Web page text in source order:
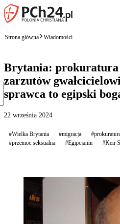
Strona główna Wiadomości
Brytania: prokuratura
zarzutów
sprawca to egipski
22 września 2024
#Wielka Brytania #migracja
#przemoc seksualna
#Egipcjanin #Keir